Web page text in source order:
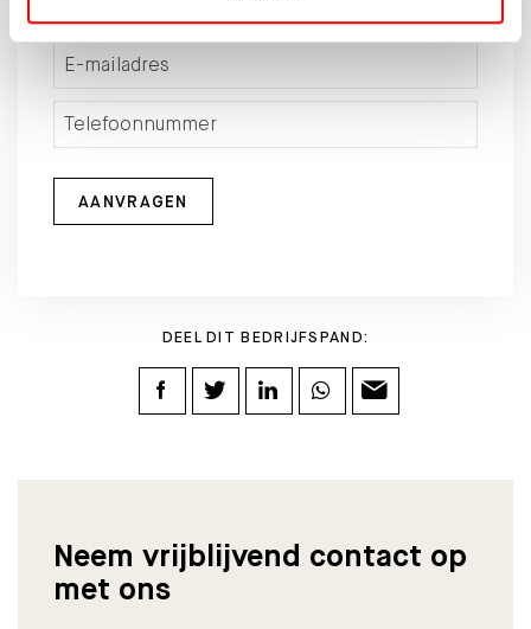
AANVRAGEN
DEEL DIT BEDRIJFSPAND:
Neem vrijblijvend contact op
met ons